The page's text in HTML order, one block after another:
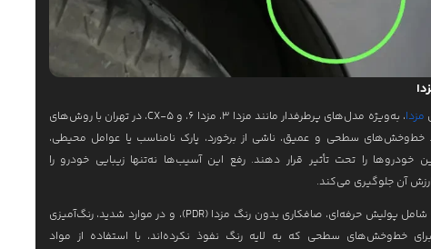
مزدا
، به‌ویژه مدل‌های پرطرفدار مانند مزدا 3، مزدا 6، و CX-5، در تهران با روش‌های
خط‌وخش‌های سطحی و عمیق، ناشی از برخورد، پارک نامناسب یا عوامل محیطی،
خودروها را تحت تأثیر قرار دهند. رفع این آسیب‌ها نه‌تنها زیبایی خودرو را
ارزش آن جلوگیری می‌کند.
روش‌های رفع خط و خش شامل پولیش حرفه‌ای، صافکاری بدون رنگ مزدا (PDR)، و در موارد شدید، رنگ‌آمیزی
خط‌وخش‌های سطحی که به لایه رنگ نفوذ نکرده‌اند، با استفاده از مواد